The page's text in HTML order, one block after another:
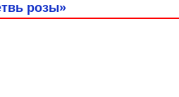
розы»